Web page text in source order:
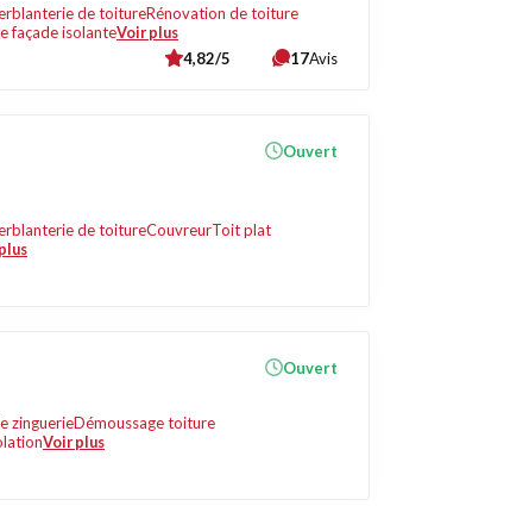
de toitureRénovation de toiture
façade isolanteVoir plus
4,82/5 17Avis
de toitureCouvreurToit plat
Ouvert
zinguerieDémoussage toiture
Voir plus
Ouvert